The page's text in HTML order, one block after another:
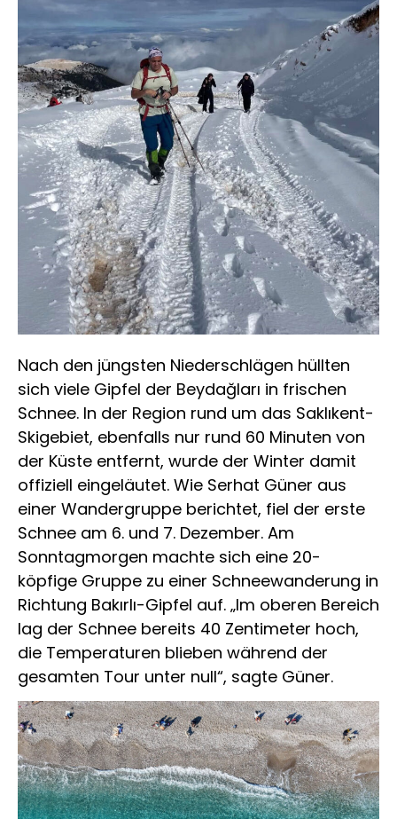
Nach den jüngsten Niederschlägen hüllten
sich viele Gipfel der Beydağları in frischen
Schnee. In der Region rund um das Saklıkent-
Skigebiet, ebenfalls nur rund 60 Minuten von
der Küste entfernt, wurde der Winter damit
offiziell eingeläutet. Wie Serhat Güner aus
einer Wandergruppe berichtet, fiel der erste
Schnee am 6. und 7. Dezember. Am
Sonntagmorgen machte sich eine 20-
köpfige Gruppe zu einer Schneewanderung in
Richtung Bakırlı-Gipfel auf. „Im oberen Bereich
lag der Schnee bereits 40 Zentimeter hoch,
die Temperaturen blieben während der
gesamten Tour unter null“, sagte Güner.